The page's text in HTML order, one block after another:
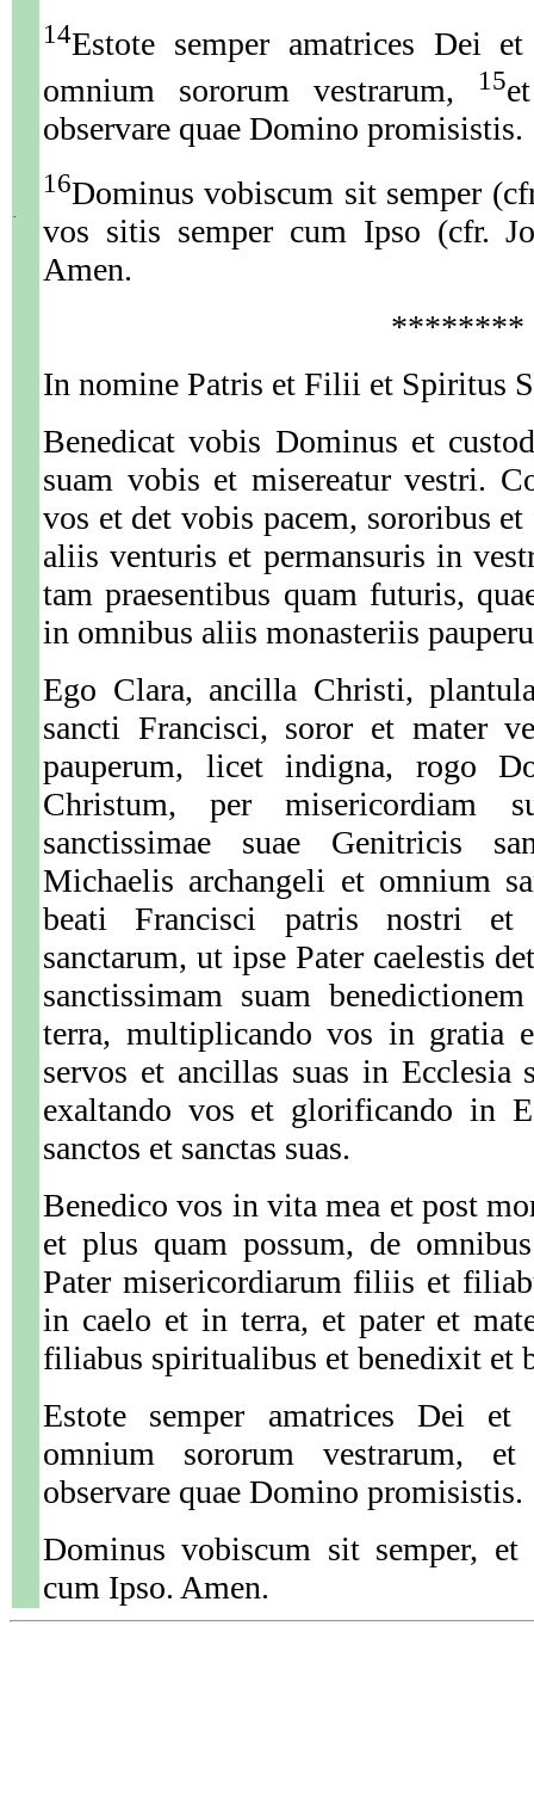
14Estote semper amatrices Dei
omnium sororum vestrarum,
15
observare quae Domino promisistis.
16Dominus vobiscum sit semper
vos sitis semper cum Ipso (cfr.
Amen.
********
In nomine Patris et Filii et Spiritus
Benedicat vobis Dominus et
suam vobis et misereatur vestri.
vos et det vobis pacem, sororibus
aliis venturis et permansuris in
tam praesentibus quam futuris,
in omnibus aliis monasteriis
Ego Clara, ancilla Christi,
sancti Francisci, soror et mater
pauperum, licet indigna, rogo
Christum, per misericordiam
sanctissimae suae Genitricis
Michaelis archangeli et omnium
beati Francisci patris nostri et
sanctarum, ut ipse Pater caelestis
sanctissimam suam
terra, multiplicando vos in gratia
servos et ancillas suas in
exaltando vos et glorificando in
sanctos et sanctas suas.
Benedico vos in vita mea et post
et plus quam possum, de
Pater misericordiarum filiis et
in caelo et in terra, et pater et
filiabus spiritualibus et benedixit et
Estote semper amatrices Dei et
omnium sororum vestrarum,
observare quae Domino promisistis.
Dominus vobiscum sit semper,
cum Ipso. Amen.